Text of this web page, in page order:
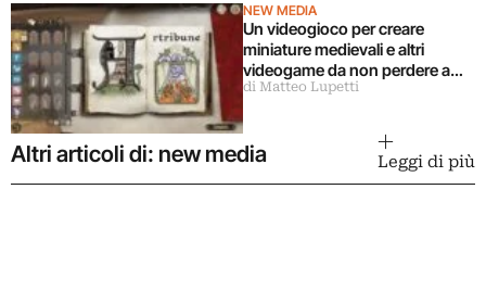
NEW MEDIA
Un videogioco per creare
miniature medievali e altri
videogame da non perdere a
maggio 2026
di Matteo Lupetti
Altri articoli di: new media Leggi di più